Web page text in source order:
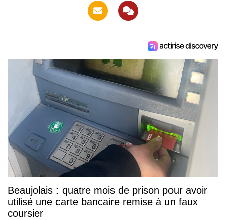
Beaujolais : quatre mois de prison pour avoir
utilisé une carte bancaire remise à un faux
coursier